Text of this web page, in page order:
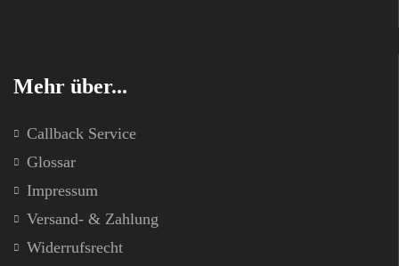
Mehr über...
Callback Service
Glossar
Impressum
Versand- & Zahlung
Widerrufsrecht